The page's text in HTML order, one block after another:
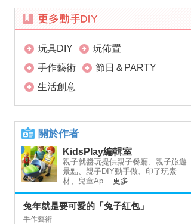
玩具DIY
玩佈置
手作藝術
節日＆PARTY
生活創意
關於作者
KidsPlay編輯室
親子就醬玩提供親子餐廳、親子旅遊
景點、親子DIY動手做、印了玩素
材、兒童Ap... 更多
兔年就是要可愛的「兔子紅包」
手作藝術